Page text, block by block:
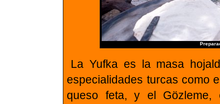
La Yufka es la masa
especialidades turcas como
queso feta, y el Gözleme,